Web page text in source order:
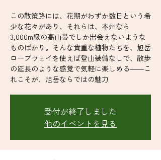
この散策路には、花期がわずか数日という希
少な花々があり、それらは、本州なら
3,000m級の高山帯でしか出会えないような
ものばかり。そんな貴重な植物たちを、旭岳
ロープウェイを使えば登山装備なしで、散歩
の延長のような感覚で気軽に楽しめる――こ
れこそが、旭岳ならではの魅力
受付が終了しました
他のイベントを見る